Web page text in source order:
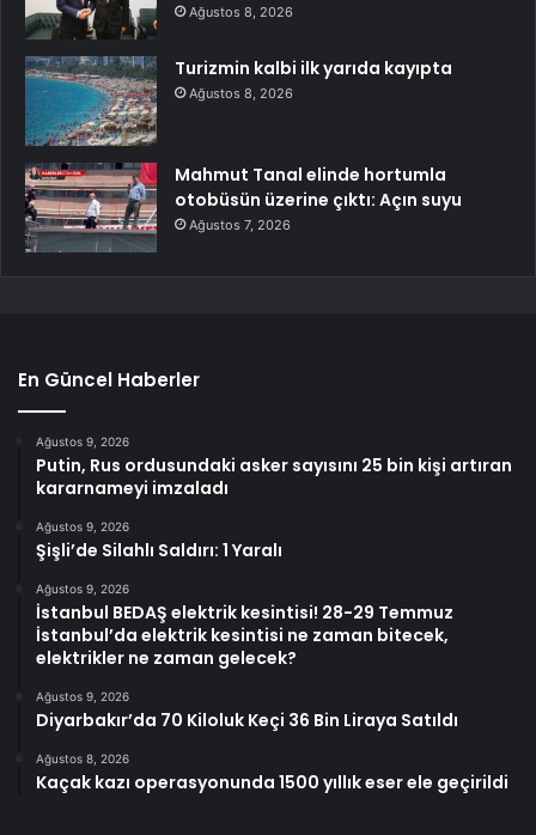
Ağustos 8, 2026
Turizmin kalbi ilk yarıda kayıpta
Ağustos 8, 2026
Mahmut Tanal elinde hortumla
otobüsün üzerine çıktı: Açın suyu
Ağustos 7, 2026
En Güncel Haberler
Ağustos 9, 2026
Putin, Rus ordusundaki asker sayısını 25 bin kişi artıran
kararnameyi imzaladı
Ağustos 9, 2026
Şişli’de Silahlı Saldırı: 1 Yaralı
Ağustos 9, 2026
İstanbul BEDAŞ elektrik kesintisi! 28-29 Temmuz
İstanbul’da elektrik kesintisi ne zaman bitecek,
elektrikler ne zaman gelecek?
Ağustos 9, 2026
Diyarbakır’da 70 Kiloluk Keçi 36 Bin Liraya Satıldı
Ağustos 8, 2026
Kaçak kazı operasyonunda 1500 yıllık eser ele geçirildi